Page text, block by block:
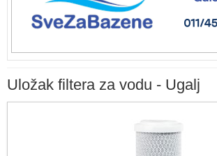
Uložak filtera za vodu - Ugalj